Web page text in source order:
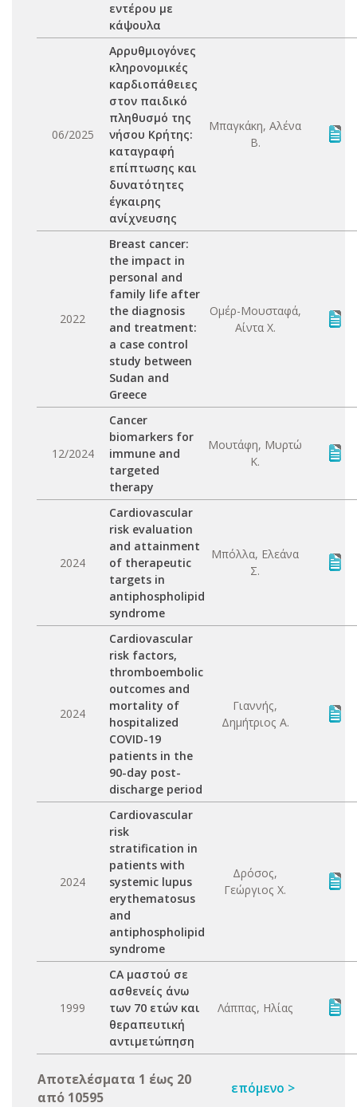
εντέρου με
κάψουλα
06/2025
Aρρυθμιογόνες
κληρονομικές
καρδιοπάθειες
στον παιδικό
πληθυσμό της
νήσου Κρήτης:
καταγραφή
επίπτωσης και
δυνατότητες
έγκαιρης
ανίχνευσης
Μπαγκάκη, Αλένα
Β.
2022
Breast cancer:
the impact in
personal and
family life after
the diagnosis
and treatment:
a case control
study between
Sudan and
Greece
Ομέρ-Μουσταφά,
Αίντα Χ.
12/2024
Cancer
biomarkers for
immune and
targeted
therapy
Μουτάφη, Μυρτώ
Κ.
2024
Cardiovascular
risk evaluation
and attainment
of therapeutic
targets in
antiphospholipid
syndrome
Μπόλλα, Ελεάνα
Σ.
2024
Cardiovascular
risk factors,
thromboembolic
outcomes and
mortality of
hospitalized
COVID-19
patients in the
90-day post-
discharge period
Γιαννής,
Δημήτριος Α.
2024
Cardiovascular
risk
stratification in
patients with
systemic lupus
erythematosus
and
antiphospholipid
syndrome
Δρόσος,
Γεώργιος Χ.
1999
CA μαστού σε
ασθενείς άνω
των 70 ετών και
θεραπευτική
αντιμετώπηση
Λάππας, Ηλίας
Αποτελέσματα 1 έως 20
από 10595
επόμενο >